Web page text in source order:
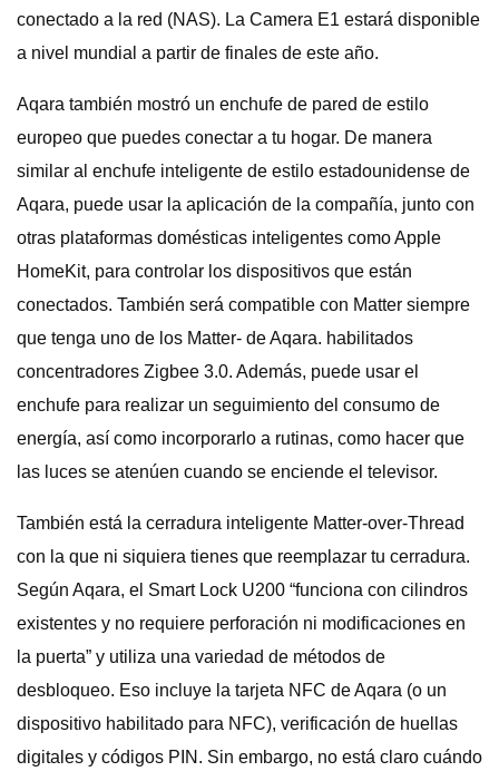
conectado a la red (NAS). La Camera E1 estará disponible
a nivel mundial a partir de finales de este año.
Aqara también mostró un enchufe de pared de estilo
europeo que puedes conectar a tu hogar. De manera
similar al enchufe inteligente de estilo estadounidense de
Aqara, puede usar la aplicación de la compañía, junto con
otras plataformas domésticas inteligentes como Apple
HomeKit, para controlar los dispositivos que están
conectados. También será compatible con Matter siempre
que tenga uno de los Matter- de Aqara. habilitados
concentradores Zigbee 3.0. Además, puede usar el
enchufe para realizar un seguimiento del consumo de
energía, así como incorporarlo a rutinas, como hacer que
las luces se atenúen cuando se enciende el televisor.
También está la cerradura inteligente Matter-over-Thread
con la que ni siquiera tienes que reemplazar tu cerradura.
Según Aqara, el Smart Lock U200 “funciona con cilindros
existentes y no requiere perforación ni modificaciones en
la puerta” y utiliza una variedad de métodos de
desbloqueo. Eso incluye la tarjeta NFC de Aqara (o un
dispositivo habilitado para NFC), verificación de huellas
digitales y códigos PIN. Sin embargo, no está claro cuándo